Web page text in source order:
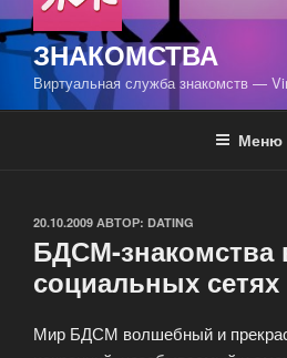
ЗНАКОМСТВА
Виртуальная служба знакомств —
Меню
ОПУБЛИКОВАНО
20.10.2009 АВТОР: DATING
БДСМ-знакомства
социальных сетях
Мир БДСМ волшебный и